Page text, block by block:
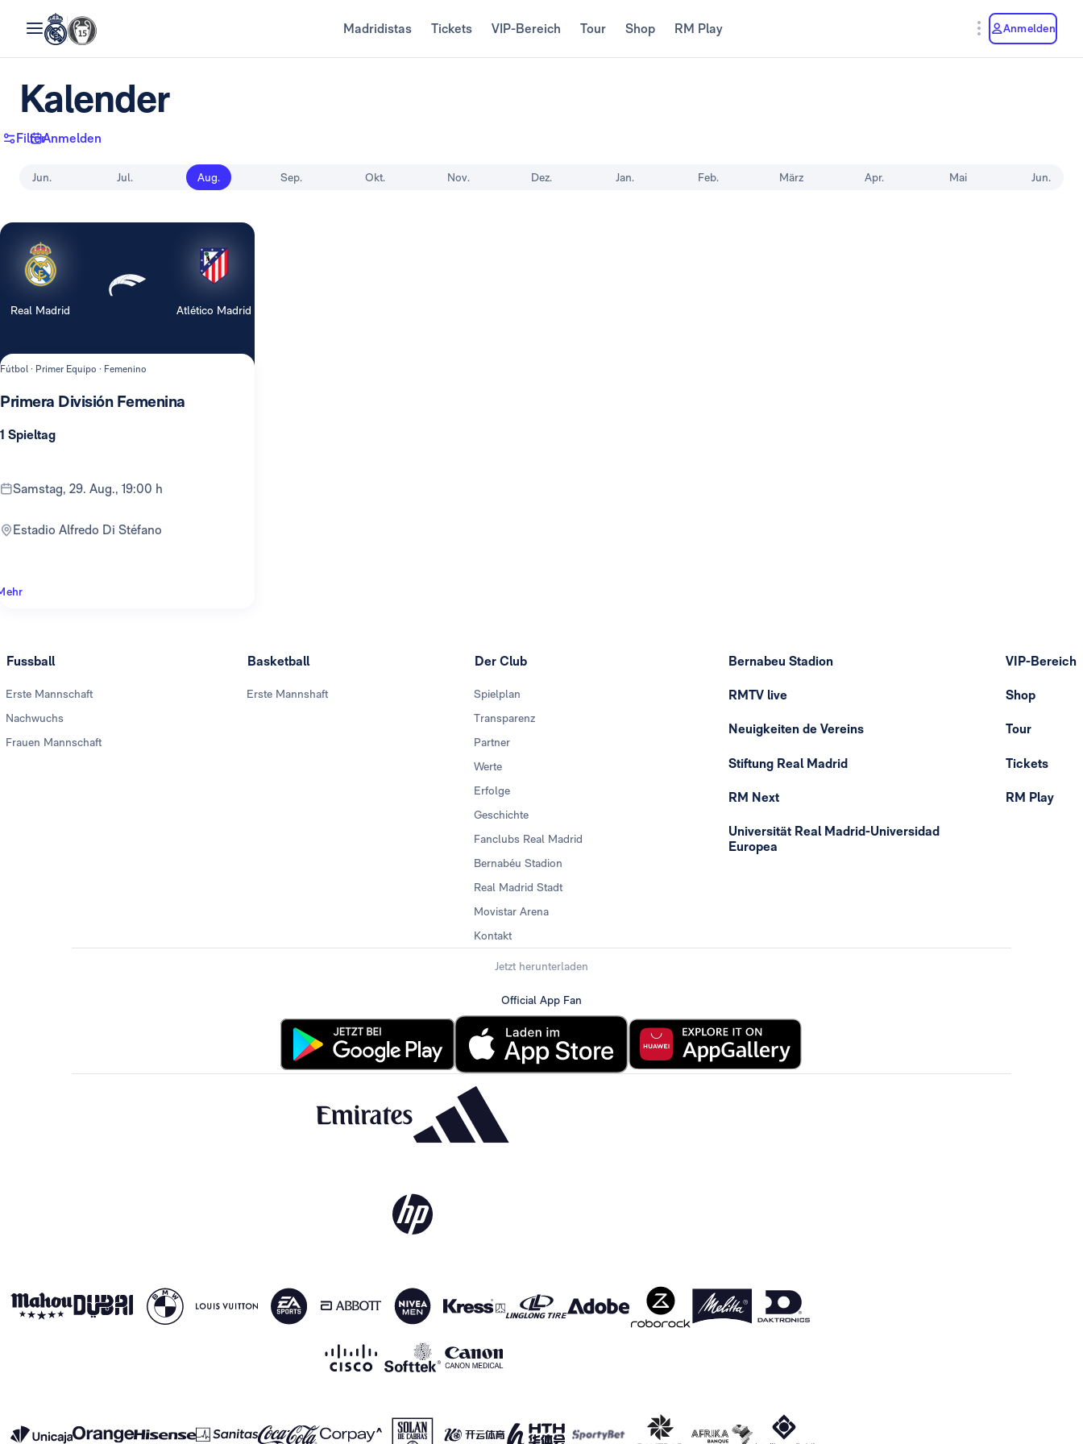
Madridistas Tickets VIP-Bereich Tour Shop RM Play Anmelden
Kalender
FilterAnmelden
Jun. Jul. Aug. Sep. Okt. Nov. Dez. Jan. Feb. März Apr. Mai Jun.
Real Madrid Atlético Madrid
Fútbol · Primer Equipo · Femenino
Primera División Femenina
1 Spieltag
Samstag, 29. Aug., 19:00 h
Estadio Alfredo Di Stéfano
Fussball
Erste Mannschaft
Nachwuchs
Frauen Mannschaft
Basketball
Erste Mannshaft
Der Club
Spielplan
Transparenz
Partner
Werte
Erfolge
Geschichte
Fanclubs Real Madrid
Bernabéu Stadion
Real Madrid Stadt
Movistar Arena
Kontakt
Bernabeu Stadion
RMTV live
Neuigkeiten de Vereins
Stiftung Real Madrid
RM Next
Universität Real Madrid-Universidad
Europea
VIP-Bereich
Shop
Tour
Tickets
RM Play
Jetzt herunterladen
Official App Fan